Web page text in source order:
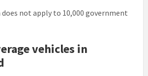
not apply to 10,000 government
vehicles in